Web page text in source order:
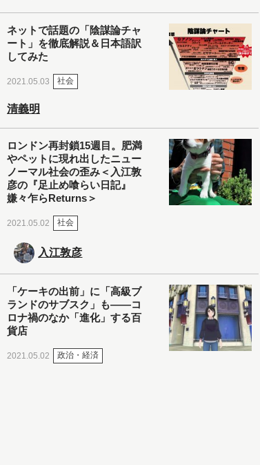
ネットで話題の「陰謀論チャ
ート」を徹底解説＆日本語訳
してみた
2021.05.03 社会
清義明
ロンドン再封鎖15週目。肥満
やペットに現れ出したニュー
ノーマル社会の歪み＜入江敦
彦の『足止め喰らい日記』
嫌々乍らReturns＞
2021.05.02 社会
入江敦彦
「ケーキの出前」に「高級ブ
ランドのサブスク」も――コ
ロナ禍のなか「進化」する百
貨店
2021.05.02 政治・経済